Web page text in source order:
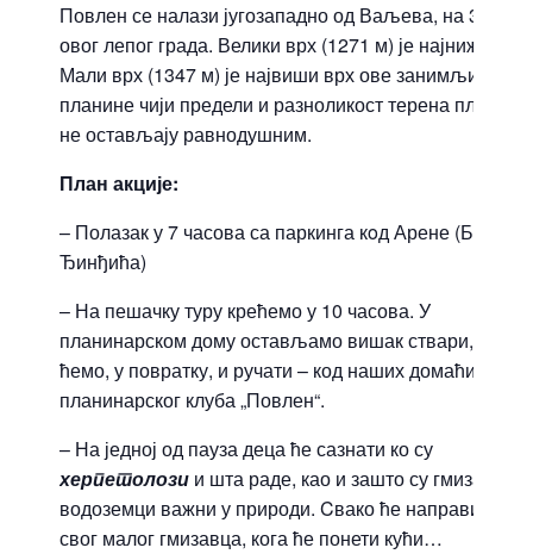
Повлен се налази југозападно од Ваљева, на 30 км
овог лепог града. Велики врх (1271 м) је најнижи, а
Мали врх (1347 м) је највиши врх ове занимљиве
планине чији предели и разноликост терена
не остављају равнодушним.
План акције:
– Полазак у 7 часова са паркинга кoд Арене (Бул. З.
Ђинђића)
– На пешачку туру крећемо у 10 часова. У
планинарском дому остављамо вишак ствари, а ту
ћемо, у повратку, и ручати – код наших домаћина из
планинарског клуба „Повлен“.
– На једној од пауза деца ће сазнати ко су
херпетолози и шта раде, као и зашто су гмизавци и
водоземци важни у природи. Cвако ће направити и
свог малог гмизавца, кога ће понети кући…